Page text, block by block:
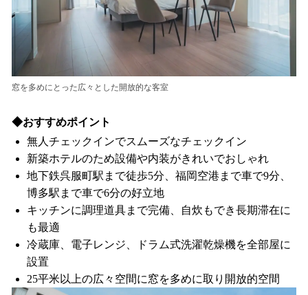
窓を多めにとった広々とした開放的な客室
◆おすすめポイント
無人チェックインでスムーズなチェックイン
新築ホテルのため設備や内装がきれいでおしゃれ
地下鉄呉服町駅まで徒歩5分、福岡空港まで車で9分、
博多駅まで車で6分の好立地
キッチンに調理道具まで完備、自炊もでき長期滞在に
も最適
冷蔵庫、電子レンジ、ドラム式洗濯乾燥機を全部屋に
設置
25平米以上の広々空間に窓を多めに取り開放的空間